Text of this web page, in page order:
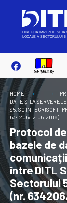
content
HOME
DATE ȘI LA
S5, SC INTEGRISOFT,
634206/12.06.2018)
Protocol
bazele de
între DITL
Sectorului
(nr.
for: